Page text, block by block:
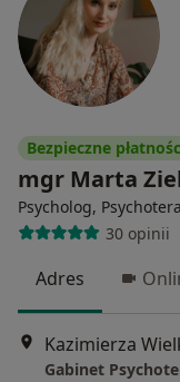
Bezpieczne
mgr Marta
Psycholog,
30 opinii
Adres
Kazimierza
Gabinet